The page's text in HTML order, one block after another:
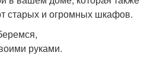
старых и огромных шкафов.
руками.